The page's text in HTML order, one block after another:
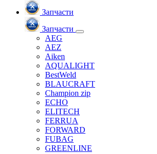
Запчасти
Запчасти
AEG
AEZ
Aiken
AQUALIGHT
BestWeld
BLAUCRAFT
Champion zip
ECHO
ELITECH
FERRUA
FORWARD
FUBAG
GREENLINE